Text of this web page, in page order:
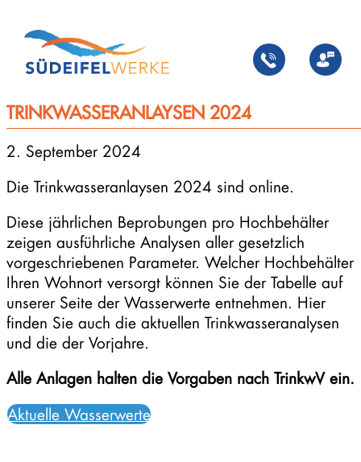
Inhalt
springen
TRINKWASSERANLAYSEN 2024
2. September 2024
Die Trinkwasseranlaysen 2024 sind online.
Diese jährlichen Beprobungen pro Hochbehälter
zeigen ausführliche Analysen aller gesetzlich
vorgeschriebenen Parameter. Welcher Hochbehälter
Ihren Wohnort versorgt können Sie der Tabelle auf
unserer Seite der Wasserwerte entnehmen. Hier
finden Sie auch die aktuellen Trinkwasseranalysen
und die der Vorjahre.
Alle Anlagen halten die Vorgaben nach TrinkwV ein.
Aktuelle Wasserwerte